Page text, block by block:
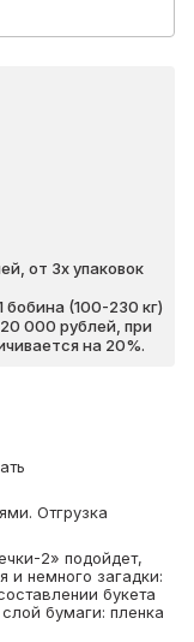
от 3х упаковок
(100-230 кг)
000 рублей, при
на 20%.
Отгрузка
2» подойдет,
и немного загадки:
букета
бумаги: пленка